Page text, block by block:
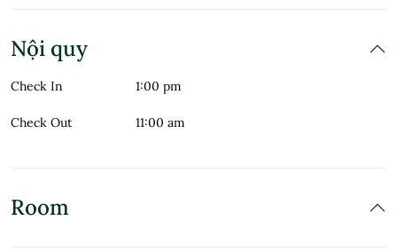
Nội quy
Check In 1:00 pm
Check Out 11:00 am
Room